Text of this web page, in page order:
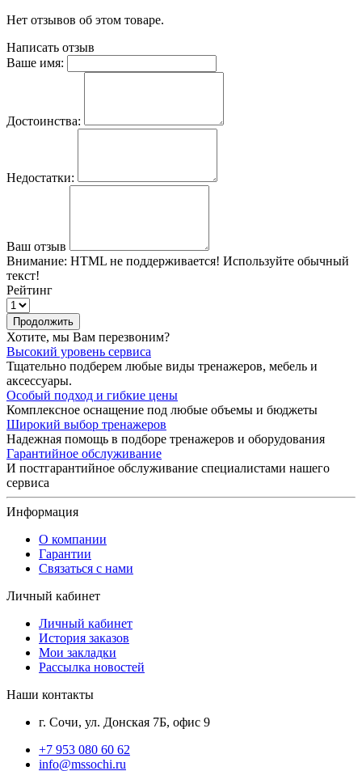
Нет отзывов об этом товаре.
Написать отзыв
Ваше имя:
Достоинства:
Недостатки:
Ваш отзыв
Внимание: HTML не поддерживается! Используйте обычный
текст!
Рейтинг
Продолжить
Хотите, мы Вам перезвоним?
Высокий уровень сервиса
Тщательно подберем любые виды тренажеров, мебель и
аксессуары.
Особый подход и гибкие цены
Комплексное оснащение под любые объемы и бюджеты
Широкий выбор тренажеров
Надежная помощь в подборе тренажеров и оборудования
Гарантийное обслуживание
И постгарантийное обслуживание специалистами нашего
сервиса
Информация
О компании
Гарантии
Связаться с нами
Личный кабинет
Личный кабинет
История заказов
Мои закладки
Рассылка новостей
Наши контакты
г. Сочи, ул. Донская 7Б, офис 9
+7 953 080 60 62
info@mssochi.ru